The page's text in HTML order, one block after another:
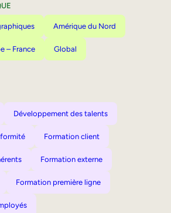
Amérique du Nord
– France Global
Développement des talents
Formation client
Formation externe
Formation première ligne